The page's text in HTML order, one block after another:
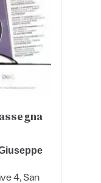
4, San